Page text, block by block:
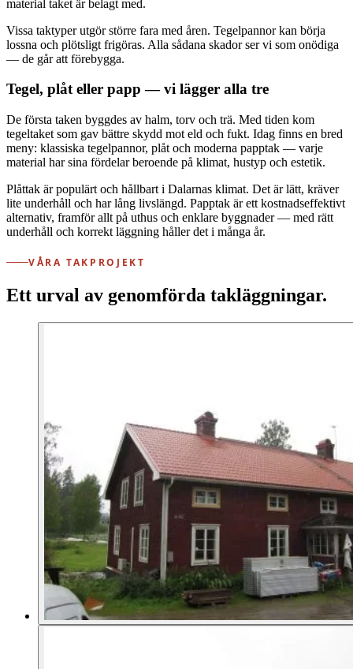
material taket är belagt med.
Vissa taktyper utgör större fara med åren. Tegelpannor kan börja
lossna och plötsligt frigöras. Alla sådana skador ser vi som onödiga
— de går att förebygga.
Tegel, plåt eller papp — vi lägger alla tre
De första taken byggdes av halm, torv och trä. Med tiden kom
tegeltaket som gav bättre skydd mot eld och fukt. Idag finns en bred
meny: klassiska tegelpannor, plåt och moderna papptak — varje
material har sina fördelar beroende på klimat, hustyp och estetik.
Plåttak är populärt och hållbart i Dalarnas klimat. Det är lätt, kräver
lite underhåll och har lång livslängd. Papptak är ett kostnadseffektivt
alternativ, framför allt på uthus och enklare byggnader — med rätt
underhåll och korrekt läggning håller det i många år.
VÅRA TAKPROJEKT
Ett urval av genomförda takläggningar.